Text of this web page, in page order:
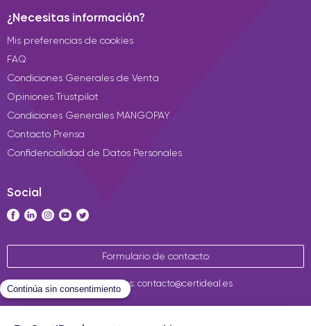
¿Necesitas información?
Mis preferencias de cookies
FAQ
Condiciones Generales de Venta
Opiniones Trustpilot
Condiciones Generales MANGOPAY
Contacto Prensa
Confidencialidad de Datos Personales
Social
Formulario de contacto
Contáctenos: contacto@certideal.es